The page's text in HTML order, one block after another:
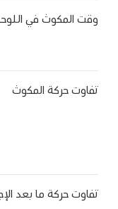
وقت المكوث في
تفاوت حركة المكوث
تفاوت حركة ما بعد